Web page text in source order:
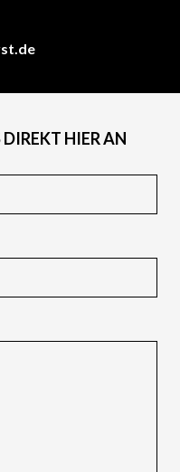
DIREKT HIER AN